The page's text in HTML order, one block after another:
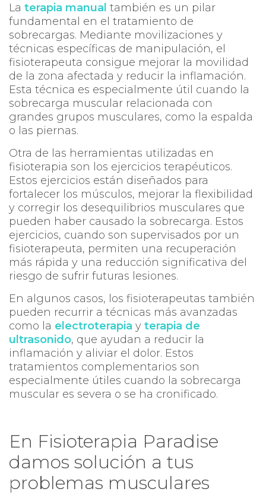
La terapia manual también es un pilar
fundamental en el tratamiento de
sobrecargas. Mediante movilizaciones y
técnicas específicas de manipulación, el
fisioterapeuta consigue mejorar la movilidad
de la zona afectada y reducir la inflamación.
Esta técnica es especialmente útil cuando la
sobrecarga muscular relacionada con
grandes grupos musculares, como la espalda
o las piernas.
Otra de las herramientas utilizadas en
fisioterapia son los ejercicios terapéuticos.
Estos ejercicios están diseñados para
fortalecer los músculos, mejorar la flexibilidad
y corregir los desequilibrios musculares que
pueden haber causado la sobrecarga. Estos
ejercicios, cuando son supervisados por un
fisioterapeuta, permiten una recuperación
más rápida y una reducción significativa del
riesgo de sufrir futuras lesiones.
En algunos casos, los fisioterapeutas también
pueden recurrir a técnicas más avanzadas
como la electroterapia y terapia de
ultrasonido, que ayudan a reducir la
inflamación y aliviar el dolor. Estos
tratamientos complementarios son
especialmente útiles cuando la sobrecarga
muscular es severa o se ha cronificado.
En Fisioterapia Paradise
damos solución a tus
problemas musculares